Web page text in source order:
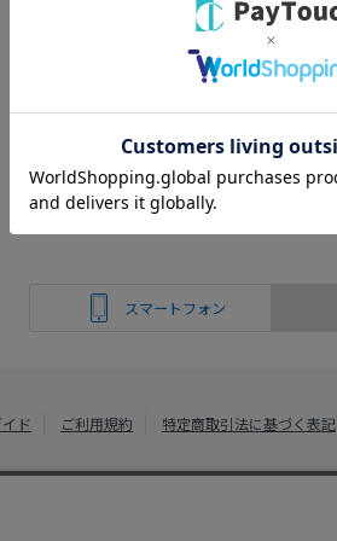
スマートフォン
ド ご利用規約 特定商取引法に基づく表記
綿半ホームエイド